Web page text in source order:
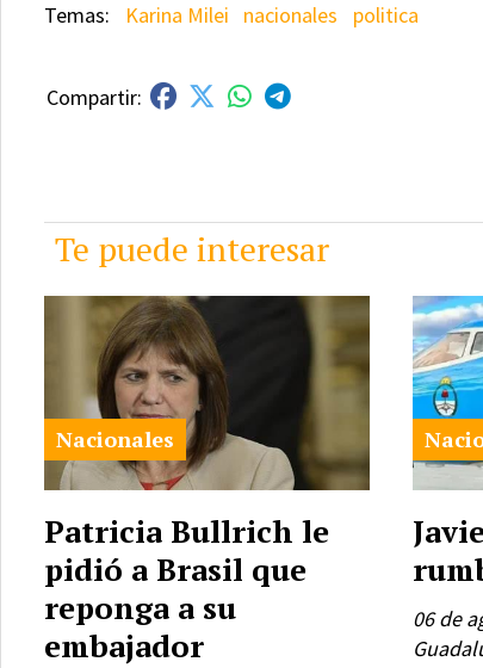
Karina Milei nacionales politica
Te puede interesar
Patricia Bullrich le
pidió a Brasil que
reponga a su
embajador
Nacionales
06 de